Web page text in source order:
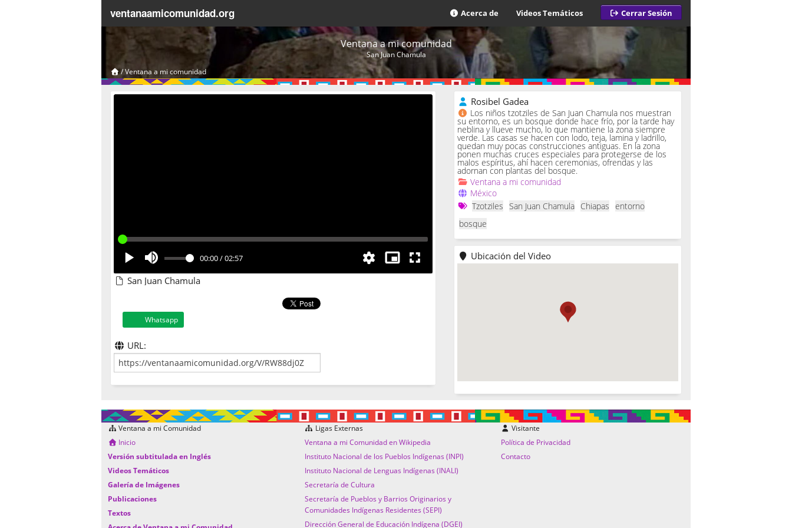
ventanaamicomunidad.org Acerca de Videos Temáticos Cerrar Sesión
Ventana a mi comunidad
San Juan Chamula
/Ventana a mi comunidad
00:00/02:57
San Juan Chamula
Whatsapp
URL:
Rosibel Gadea
Los niños tzotziles de San Juan Chamula nos muestran
su entorno, es un bosque donde hace frío, por la tarde hay
neblina y llueve mucho, lo que mantiene la zona siempre
verde. Las casas se hacen con lodo, teja, lamina y ladrillo,
quedan muy pocas construcciones antiguas. En la zona
ponen muchas cruces especiales para protegerse de los
malos espíritus, ahí hacen ceremonias, ofrendas y las
adornan con plantas del bosque.
Ventana a mi comunidad
México
Tzotziles San Juan Chamula Chiapas entorno
bosque
Ubicación del Video
Ventana a mi Comunidad
Inicio
Versión subtitulada en Inglés
Videos Temáticos
Galería de Imágenes
Publicaciones
Textos
Ligas Externas
Ventana a mi Comunidad en Wikipedia
Instituto Nacional de los Pueblos Indígenas (INPI)
Instituto Nacional de Lenguas Indígenas (INALI)
Secretaría de Cultura
Secretaría de Pueblos y Barrios Originarios y
Comunidades Indígenas Residentes (SEPI)
Dirección General de Educación Indígena (DGEI)
Visitante
Política de Privacidad
Contacto